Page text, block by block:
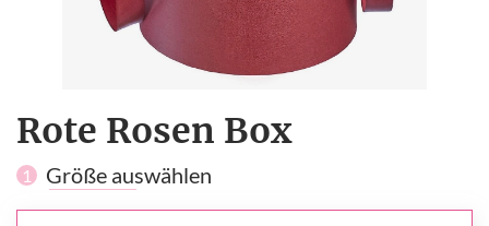
Rote Rosen Box
1 Größe auswählen